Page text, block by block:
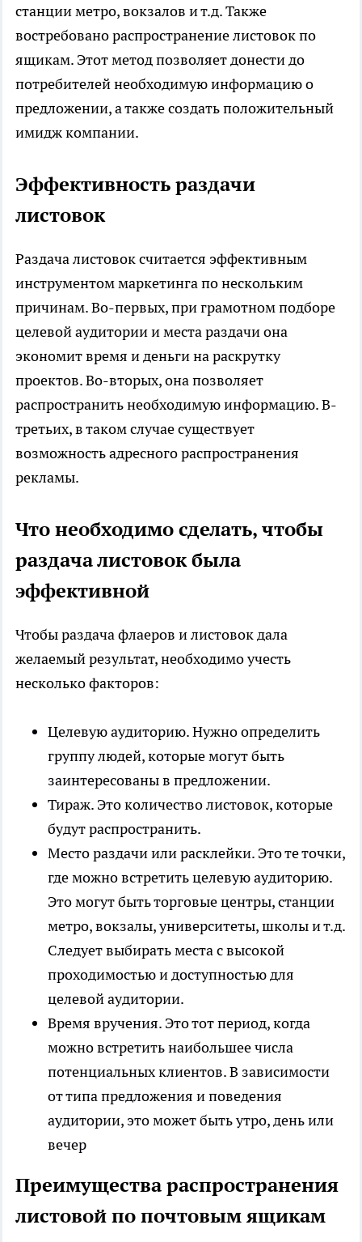
станции метро, вокзалов и т.д. Также
востребовано распространение листовок по
ящикам. Этот метод позволяет донести до
потребителей необходимую информацию о
предложении, а также создать положительный
имидж компании.
Эффективность раздачи
листовок
Раздача листовок считается эффективным
инструментом маркетинга по нескольким
причинам. Во-первых, при грамотном подборе
целевой аудитории и места раздачи она
экономит время и деньги на раскрутку
проектов. Во-вторых, она позволяет
распространить необходимую информацию. В-
третьих, в таком случае существует
возможность адресного распространения
рекламы.
Что необходимо сделать, чтобы
раздача листовок была
эффективной
Чтобы раздача флаеров и листовок дала
желаемый результат, необходимо учесть
несколько факторов:
Целевую аудиторию. Нужно определить
группу людей, которые могут быть
заинтересованы в предложении.
Тираж. Это количество листовок, которые
будут распространить.
Место раздачи или расклейки. Это те точки,
где можно встретить целевую аудиторию.
Это могут быть торговые центры, станции
метро, вокзалы, университеты, школы и т.д.
Следует выбирать места с высокой
проходимостью и доступностью для
целевой аудитории.
Время вручения. Это тот период, когда
можно встретить наибольшее числа
потенциальных клиентов. В зависимости
от типа предложения и поведения
аудитории, это может быть утро, день или
вечер
Преимущества распространения
листовой по почтовым ящикам